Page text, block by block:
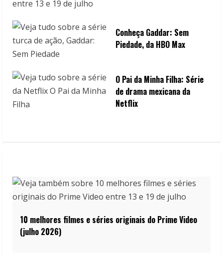
Conheça Gaddar: Sem
Piedade, da HBO Max
O Pai da Minha Filha: Série
de drama mexicana da
Netflix
10 melhores filmes e séries originais do Prime Video
(julho 2026)